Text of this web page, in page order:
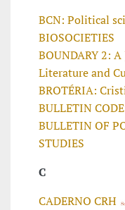
BCN: Political
BIOSOCIETIES
BOUNDARY 2:
Literature and
BROTÉRIA:
BULLETIN
BULLETIN OF
STUDIES
C
CADERNO CRH